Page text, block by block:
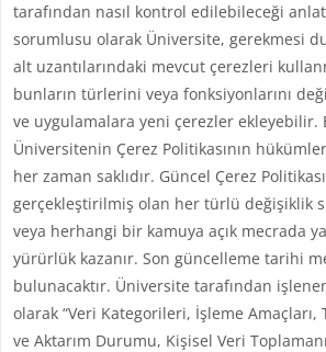
tarafından nasıl kontrol edilebileceği
sorumlusu olarak Üniversite, gerekmesi
alt uzantılarındaki mevcut çerezleri
bunların türlerini veya fonksiyonlarını
ve uygulamalara yeni çerezler ekleyebilir.
Üniversitenin Çerez Politikasının
her zaman saklıdır. Güncel Çerez
gerçekleştirilmiş olan her türlü değişiklik
veya herhangi bir kamuya açık mecrada
yürürlük kazanır. Son güncelleme tarihi
bulunacaktır. Üniversite tarafından
olarak “Veri Kategorileri, İşleme Amaçları,
ve Aktarım Durumu, Kişisel Veri